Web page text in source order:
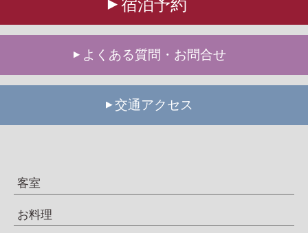
宿泊予約
よくある質問・お問合せ
交通アクセス
客室
お料理